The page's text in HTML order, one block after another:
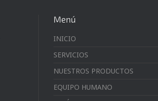
Menú
INICIO
SERVICIOS
NUESTROS PRODUCTOS
EQUIPO HUMANO